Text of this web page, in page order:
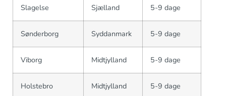
Slagelse Sjælland 5-9 dage
Sønderborg Syddanmark 5-9 dage
Viborg Midtjylland 5-9 dage
Holstebro Midtjylland 5-9 dage